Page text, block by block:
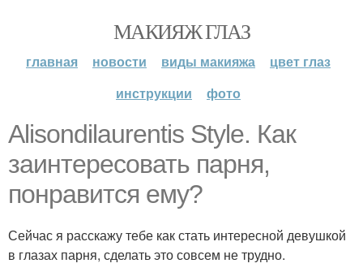
МАКИЯЖ ГЛАЗ
главная новости виды макияжа
цвет глаз
инструкции
фото
Alisondilaurentis Style. Как
заинтересовать парня,
понравится ему?
Сейчас я расскажу тебе как стать интересной девушкой
в глазах парня, сделать это совсем не трудно.